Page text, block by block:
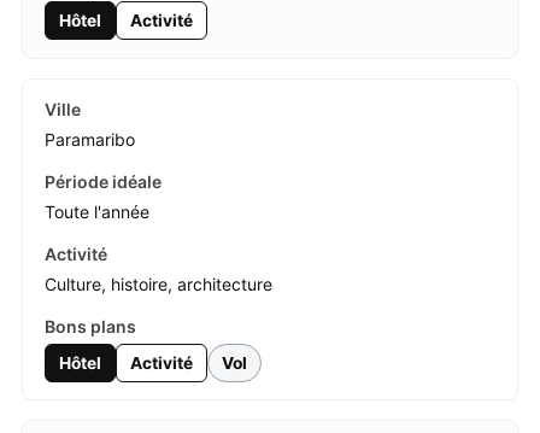
Hôtel Activité
Paramaribo
Toute l'année
Culture, histoire, architecture
Hôtel Activité Vol